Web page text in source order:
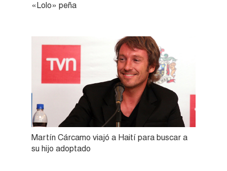
«Lolo» peña
Martín Cárcamo viajó a Haití para buscar a
su hijo adoptado